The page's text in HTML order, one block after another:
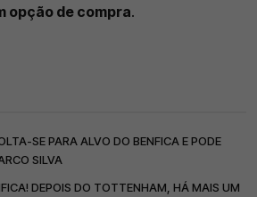
opção de compra.
SE PARA ALVO DO BENFICA E PODE
SILVA
DEPOIS DO TOTTENHAM, HÁ MAIS UM